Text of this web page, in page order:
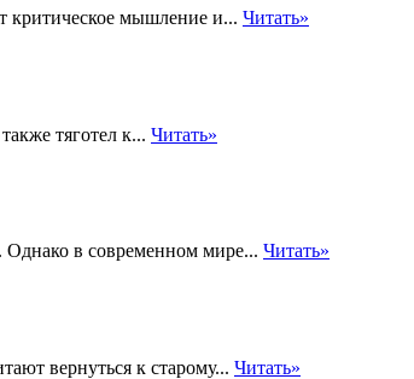
критическое мышление и... Читать»
тяготел к... Читать»
Однако в современном мире... Читать»
вернуться к старому... Читать»